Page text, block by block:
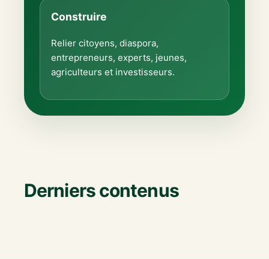
Construire
Relier citoyens, diaspora,
entrepreneurs, experts, jeunes,
agriculteurs et investisseurs.
Derniers contenus